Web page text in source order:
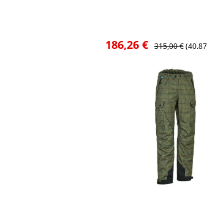
Verkaufspreis:
186,26 € Regulärer
315,00 €